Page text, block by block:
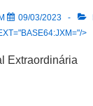
09/03/2023
>
Extraordinária